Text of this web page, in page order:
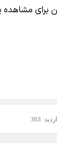
مشاهده
303